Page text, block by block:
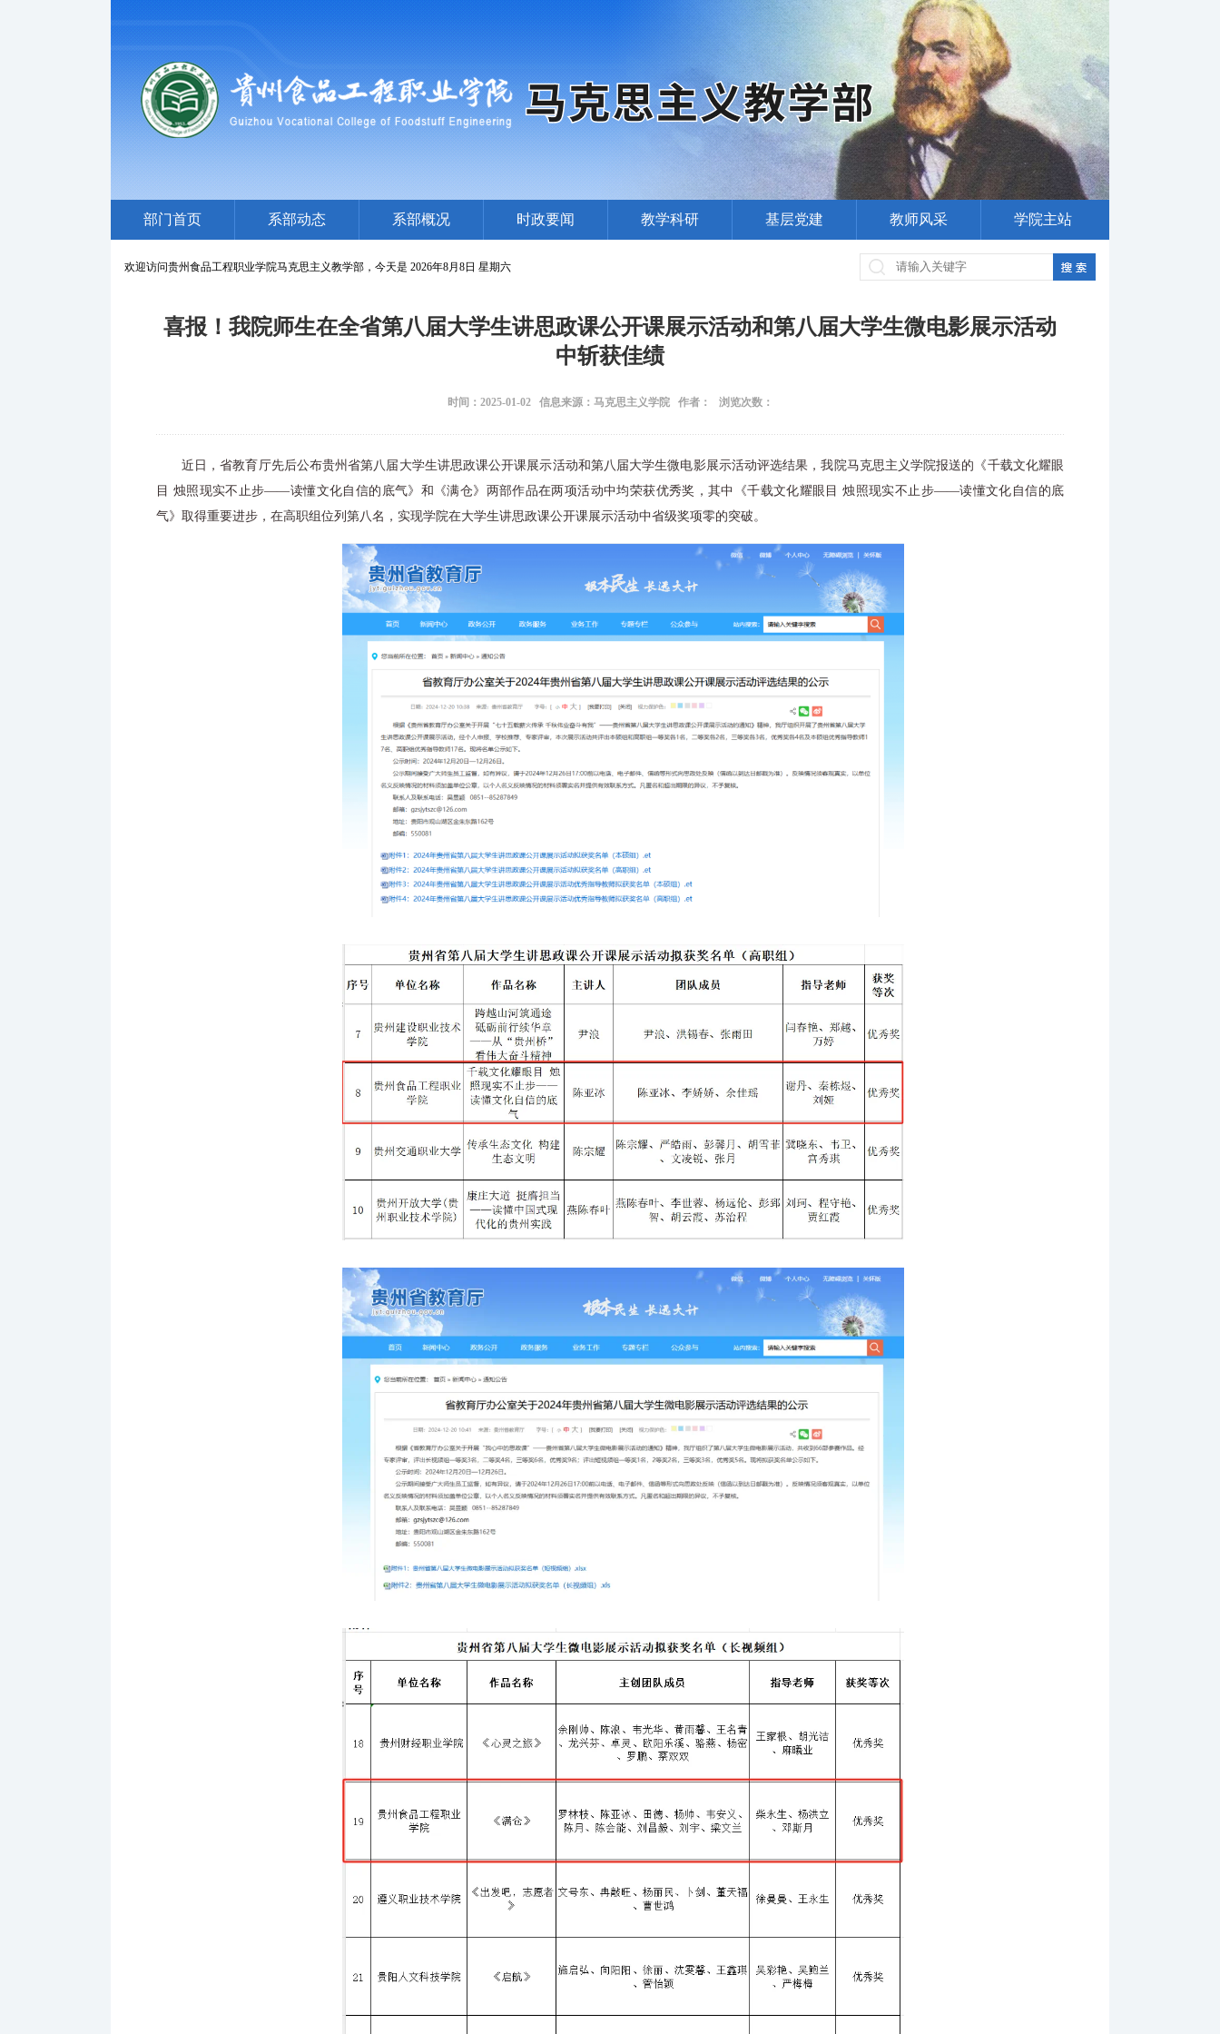
部门首页 系部动态 系部概况 时政要闻 教学科研 基层党建 教师风采 学院主站
欢迎访问贵州食品工程职业学院马克思主义教学部， 今天是 2026年8月8日 星期六
喜报！我院师生在全省第八届大学生讲思政课公开课展示活动和第八届大学生微电影展示活动
中斩获佳绩
时间：2025-01-02 信息来源：马克思主义学院 作者： 浏览次数：
近日，省教育厅先后公布贵州省第八届大学生讲思政课公开课展示活动和第八届大学生微电影展示活动评选结果，我院马克思主义学院报送的《千载文化耀眼
目 烛照现实不止步——读懂文化自信的底气》和《满仓》两部作品在两项活动中均荣获优秀奖，其中《千载文化耀眼目 烛照现实不止步——读懂文化自信的底
气》取得重要进步，在高职组位列第八名，实现学院在大学生讲思政课公开课展示活动中省级奖项零的突破。